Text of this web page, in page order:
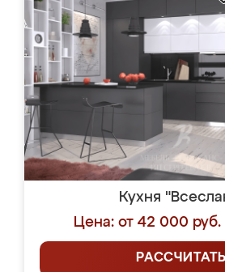
Кухня
Цена: от 42 000 руб.
РАССЧИТАТЬ